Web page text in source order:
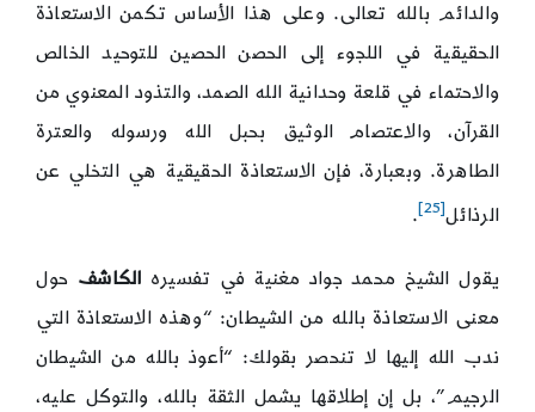
والدائم بالله تعالى. وعلى هذا الأساس تكمن الاستعاذة
الحقيقية في اللجوء إلى الحصن الحصين للتوحيد الخالص
والاحتماء في قلعة وحدانية الله الصمد، والتذود المعنوي من
القرآن، والاعتصام الوثيق بحبل الله ورسوله والعترة
الطاهرة. وبعبارة، فإن الاستعاذة الحقيقية هي التخلي عن
الرذائل[25]
.
يقول الشيخ محمد جواد مغنية في تفسيره الكاشف حول
معنى الاستعاذة بالله من الشيطان: “وهذه الاستعاذة التي
ندب الله إليها لا تنحصر بقولك: “أعوذ بالله من الشيطان
الرجيم”، بل إن إطلاقها يشمل الثقة بالله، والتوكل عليه،